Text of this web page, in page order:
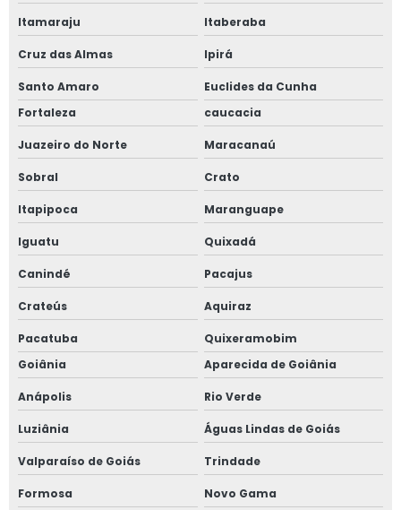
Itamaraju Itaberaba
Cruz das Almas Ipirá
Santo Amaro
Euclides da Cunha
Fortaleza
caucacia
Juazeiro do Norte Maracanaú
Sobral Crato
Itapipoca Maranguape
Iguatu Quixadá
Canindé Pacajus
Crateús Aquiraz
Pacatuba
Quixeramobim
Goiânia
Aparecida de Goiânia
Anápolis Rio Verde
Luziânia Águas Lindas de Goiás
Valparaíso de Goiás Trindade
Formosa Novo Gama